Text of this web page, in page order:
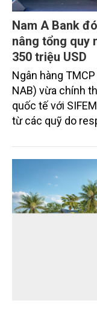
Nam A Bank
nâng tổng quy
350 triệu USD
Ngân hàng
NAB) vừa chính
quốc tế với
từ các quỹ do
thu hút thành